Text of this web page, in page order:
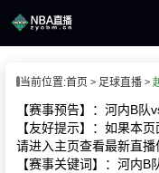
播
闻
当前位置:首页 足球直播
【赛事预告】：河内B队
【友好提示】：如果本
请进入主页查看最新直播
【赛事关键词】：河内